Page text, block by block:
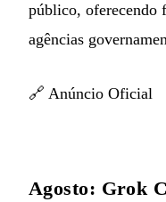
público, oferecendo
agências
🔗 Anúncio Oficial
Agosto: Grok